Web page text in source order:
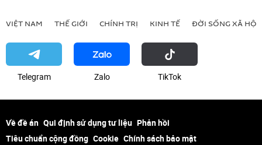
VIỆT NAM THẾ GIỚI CHÍNH TRỊ KINH TẾ ĐỜI SỐNG XÃ HỘI
Telegram Zalo ТikТоk
Về đề án Qui định sử dụng tư liệu Phản hồi
Tiêu chuẩn cộng đồng Cookie Chính sách bảo mật